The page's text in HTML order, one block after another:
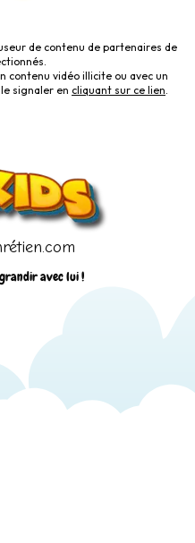
de contenu de partenaires de
contenu vidéo illicite ou avec un
signaler en cliquant sur ce lien.
avec lui !